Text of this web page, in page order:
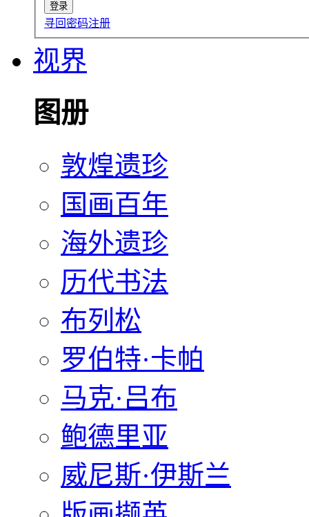
寻回密码注册
视界
图册
敦煌遗珍
国画百年
海外遗珍
历代书法
布列松
罗伯特·卡帕
马克·吕布
鲍德里亚
威尼斯·伊斯兰